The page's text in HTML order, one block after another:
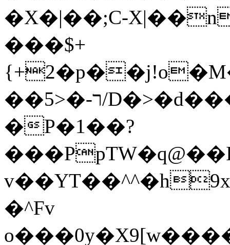
�X�|��;Ϲ-
���$+
��ר-�<5/D�>�d�����1!u8JP�@TE�
�P�1��?
�^Fv